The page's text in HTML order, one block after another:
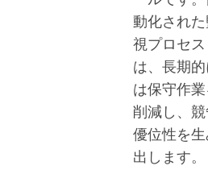
動化された
視プロセス
は、長期的
は保守作業
削減し、
優位性を生
出します。